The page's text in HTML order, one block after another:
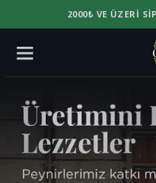
2000₺ VE ÜZERI